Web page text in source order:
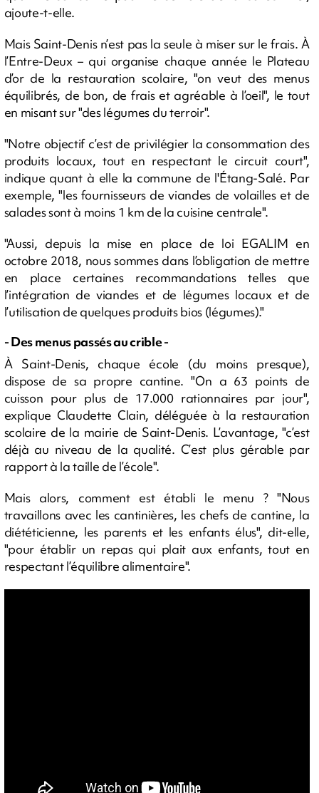
ajoute-t-elle.
Mais Saint-Denis n’est pas la seule à miser sur le frais. À
l’Entre-Deux – qui organise chaque année le Plateau
d’or de la restauration scolaire, "on veut des menus
équilibrés, de bon, de frais et agréable à l’oeil", le tout
en misant sur "des légumes du terroir".
"Notre objectif c’est de privilégier la consommation des
produits locaux, tout en respectant le circuit court",
indique quant à elle la commune de l'Étang-Salé. Par
exemple, "les fournisseurs de viandes de volailles et de
salades sont à moins 1 km de la cuisine centrale".
"Aussi, depuis la mise en place de loi EGALIM en
octobre 2018, nous sommes dans l’obligation de mettre
en place certaines recommandations telles que
l’intégration de viandes et de légumes locaux et de
l’utilisation de quelques produits bios (légumes)."
- Des menus passés au crible -
À Saint-Denis, chaque école (du moins presque),
dispose de sa propre cantine. "On a 63 points de
cuisson pour plus de 17.000 rationnaires par jour",
explique Claudette Clain, déléguée à la restauration
scolaire de la mairie de Saint-Denis. L’avantage, "c’est
déjà au niveau de la qualité. C’est plus gérable par
rapport à la taille de l’école".
Mais alors, comment est établi le menu ? "Nous
travaillons avec les cantinières, les chefs de cantine, la
diététicienne, les parents et les enfants élus", dit-elle,
"pour établir un repas qui plait aux enfants, tout en
respectant l’équilibre alimentaire".